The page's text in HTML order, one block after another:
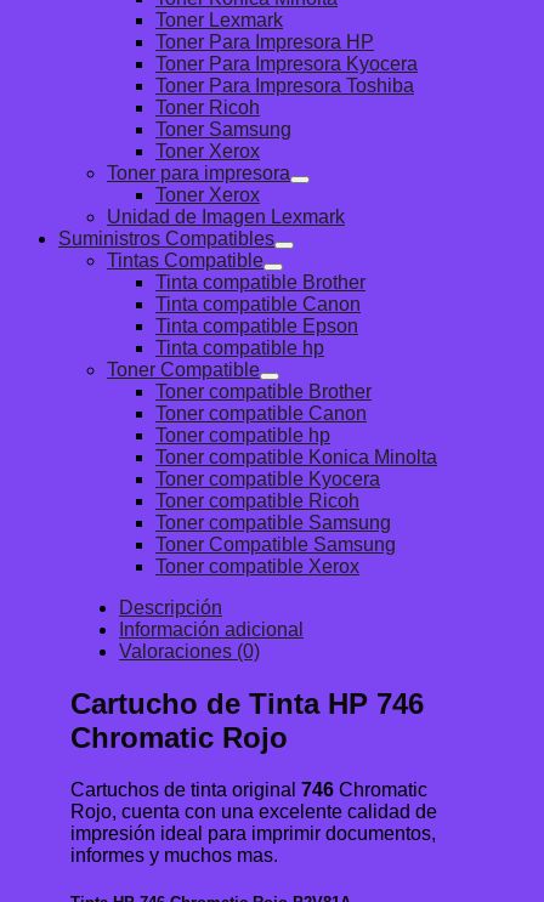
Toner Lexmark
Toner Para Impresora HP
Toner Para Impresora Kyocera
Toner Para Impresora Toshiba
Toner Ricoh
Toner Samsung
Toner Xerox
Toner para impresora
Toner Xerox
Unidad de Imagen Lexmark
Suministros Compatibles
Tintas Compatible
Tinta compatible Brother
Tinta compatible Canon
Tinta compatible Epson
Tinta compatible hp
Toner Compatible
Toner compatible Brother
Toner compatible Canon
Toner compatible hp
Toner compatible Konica Minolta
Toner compatible Kyocera
Toner compatible Ricoh
Toner compatible Samsung
Toner Compatible Samsung
Toner compatible Xerox
Descripción
Información adicional
Valoraciones (0)
Cartucho de Tinta HP 746
Chromatic Rojo
Cartuchos de tinta original 746 Chromatic
Rojo, cuenta con una excelente calidad de
impresión ideal para imprimir documentos,
informes y muchos mas.